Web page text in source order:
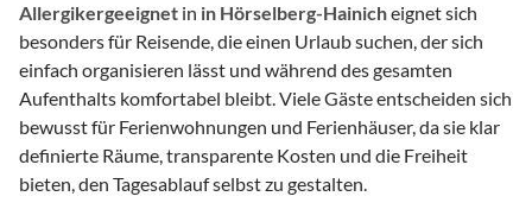
Allergikergeeignet in in Hörselberg-Hainicheignet sich
besonders für Reisende, die einen Urlaub suchen, der sich
einfach organisieren lässt und während des gesamten
Aufenthalts komfortabel bleibt. Viele Gäste entscheiden sich
bewusst für Ferienwohnungen und Ferienhäuser, da sie klar
definierte Räume, transparente Kosten und die Freiheit
bieten, den Tagesablauf selbst zu gestalten.